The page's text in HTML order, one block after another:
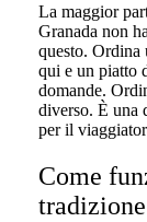
La maggior
Granada non
questo.
qui e un piatto
domande.
diverso. È una
per il
Come
tradizione